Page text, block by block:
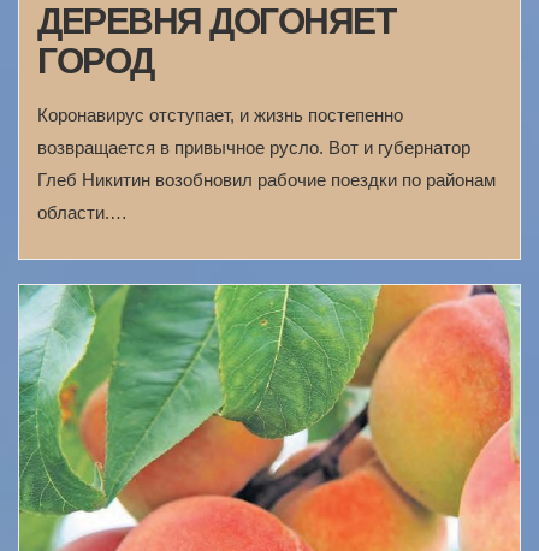
ДЕРЕВНЯ ДОГОНЯЕТ
ГОРОД
Коронавирус отступает, и жизнь постепенно
возвращается в привычное русло. Вот и губернатор
Глеб Никитин возобновил рабочие поездки по районам
области.…